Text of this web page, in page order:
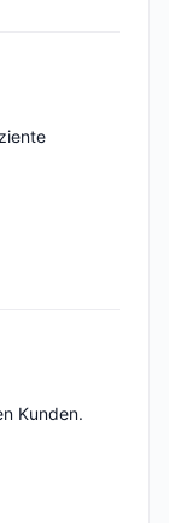
Kunden.